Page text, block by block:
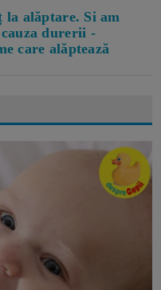
la alăptare. Si am
durerii -
care alăptează